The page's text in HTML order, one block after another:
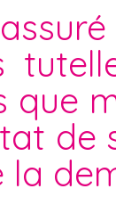
que
de
la